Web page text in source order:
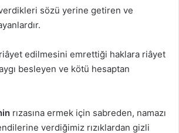
sözü yerine getiren ve
riâyet edilmesini emrettiği haklara riâyet
besleyen ve kötü hesaptan
rızasına ermek için sabreden, namazı
verdiğimiz rızıklardan gizli